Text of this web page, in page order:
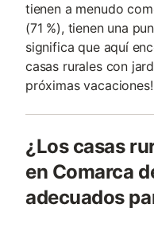
tienen a menudo
(71 %), tienen una
significa que aquí
casas rurales con
próximas vacaciones!
¿Los casas
en Comarca
adecuados